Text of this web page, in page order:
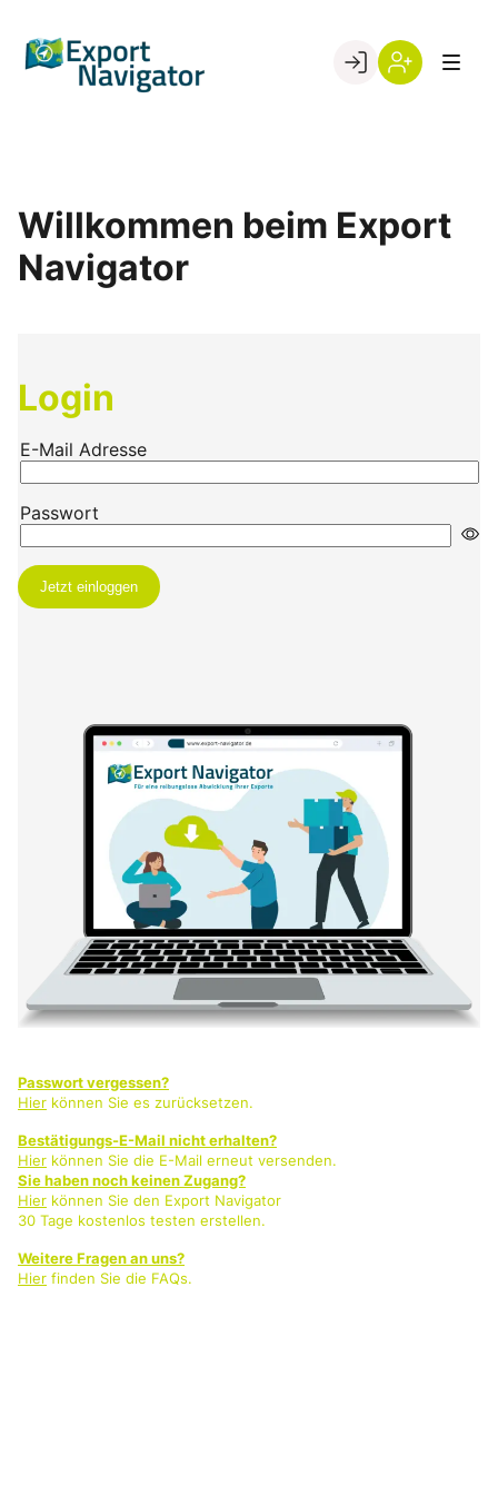
content
Go to landing page.
Willkommen beim Export
Navigator
Login
Passwort vergessen?
Hier können Sie es zurücksetzen.
Bestätigungs-E-Mail nicht erhalten?
Hier können Sie die E-Mail erneut versenden.
Sie haben noch keinen Zugang?
Hier können Sie den Export Navigator
30 Tage kostenlos testen erstellen.
Weitere Fragen an uns?
Hier finden Sie die FAQs.